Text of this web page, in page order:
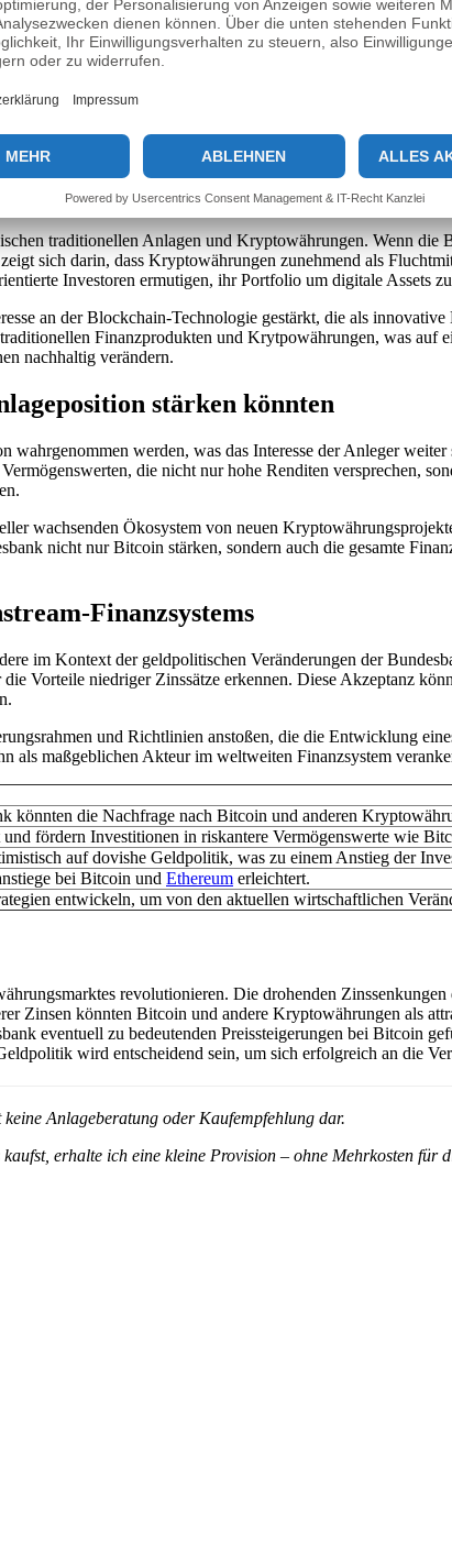
Veränderungen von entscheidender Bedeutung.
optimal zu nutzen. Die Diversifizierung von Portfolios,
von Bitcoin zu maximieren.
zu beobachten. Eine proaktive Herangehensweise kann
der Reaktionen anderer Anleger sind
Kryptowährungen
traditionellen Anlagen und Kryptowährungen. Wenn die
sich darin, dass Kryptowährungen zunehmend als
Investoren ermutigen, ihr Portfolio um digitale Assets
an der Blockchain-Technologie gestärkt, die als
Finanzprodukten und Krytpowährungen, was auf
nachhaltig verändern.
stärken könnten
werden, was das Interesse der Anleger
die nicht nur hohe Renditen versprechen,
wachsenden Ökosystem von neuen
nicht nur Bitcoin stärken, sondern auch die gesamte
Finanzsystems
im Kontext der geldpolitischen Veränderungen der
Vorteile niedriger Zinssätze erkennen. Diese Akzeptanz
und Richtlinien anstoßen, die die Entwicklung
als maßgeblichen Akteur im weltweiten Finanzsystem
könnten die Nachfrage nach Bitcoin und anderen
fördern Investitionen in riskantere Vermögenswerte wie
auf dovishe Geldpolitik, was zu einem Anstieg der
bei Bitcoin und Ethereum erleichtert.
entwickeln, um von den aktuellen wirtschaftlichen
revolutionieren. Die drohenden
Zinsen könnten Bitcoin und andere Kryptowährungen als
eventuell zu bedeutenden Preissteigerungen bei Bitcoin
wird entscheidend sein, um sich erfolgreich an die
Anlageberatung oder Kaufempfehlung dar.
erhalte ich eine kleine Provision – ohne Mehrkosten für